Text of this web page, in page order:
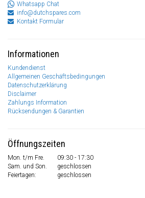
Whatsapp Chat
info@dutchspares.com
Kontakt Formular
Informationen
Kundendienst
Allgemeinen Geschäftsbedingungen
Datenschutzerklärung
Disclaimer
Zahlungs Information
Rücksendungen & Garantien
Öffnungszeiten
Mon. t/m Fre.
09:30 - 17:30
Sam. und Son.
geschlossen
Feiertagen:
geschlossen